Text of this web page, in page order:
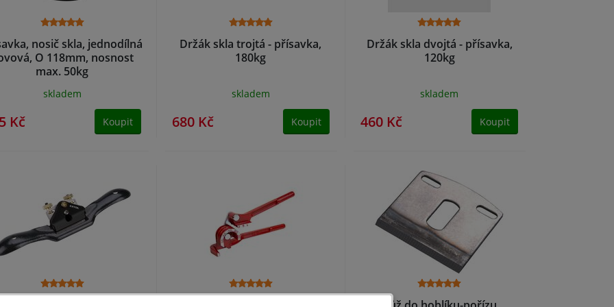
nosič skla, jednodílná
O 118mm, nosnost
max. 50kg
skladem
Kč Koupit
Držák skla trojtá - přísavka,
180kg
skladem
680 Kč Koupit
Držák skla dvojtá - přísavka,
120kg
skladem
460 Kč Koupit